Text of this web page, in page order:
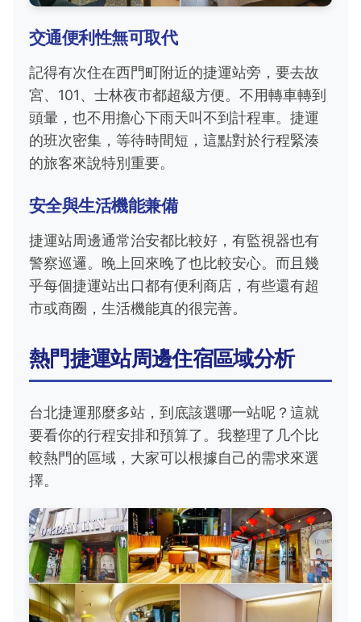
交通便利性無可取代
記得有次住在西門町附近的捷運站旁，要去故
宮、101、士林夜市都超級方便。不用轉車轉到
頭暈，也不用擔心下雨天叫不到計程車。捷運
的班次密集，等待時間短，這點對於行程緊湊
的旅客來說特別重要。
安全與生活機能兼備
捷運站周邊通常治安都比較好，有監視器也有
警察巡邏。晚上回來晚了也比較安心。而且幾
乎每個捷運站出口都有便利商店，有些還有超
市或商圈，生活機能真的很完善。
熱門捷運站周邊住宿區域分析
台北捷運那麼多站，到底該選哪一站呢？這就
要看你的行程安排和預算了。我整理了几个比
較熱門的區域，大家可以根據自己的需求來選
擇。